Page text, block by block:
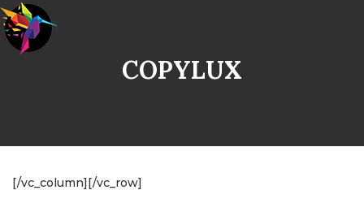
COPYLUX
[/vc_column][/vc_row]